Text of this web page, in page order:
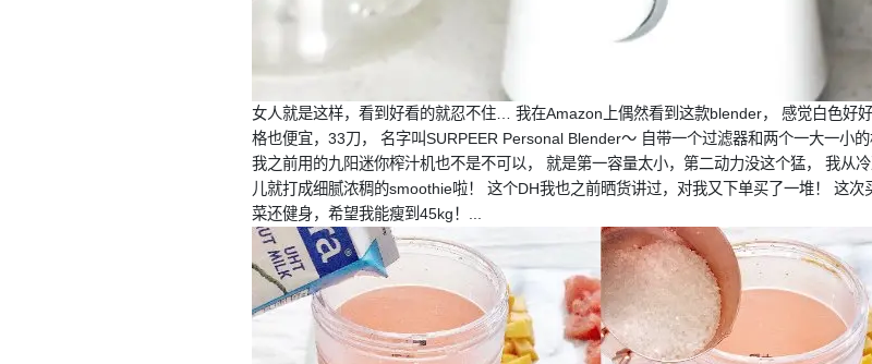
女人就是这样，看到好看的就忍不住… 我在Amazon上偶然看到这款blender， 感觉白色好
格也便宜，33刀， 名字叫SURPEER Personal Blender～ 自带一个过滤器和两个一大一小
我之前用的九阳迷你榨汁机也不是不可以， 就是第一容量太小，第二动力没这个猛， 我从
儿就打成细腻浓稠的smoothie啦！ 这个DH我也之前晒货讲过，对我又下单买了一堆！ 这
菜还健身，希望我能瘦到45kg！